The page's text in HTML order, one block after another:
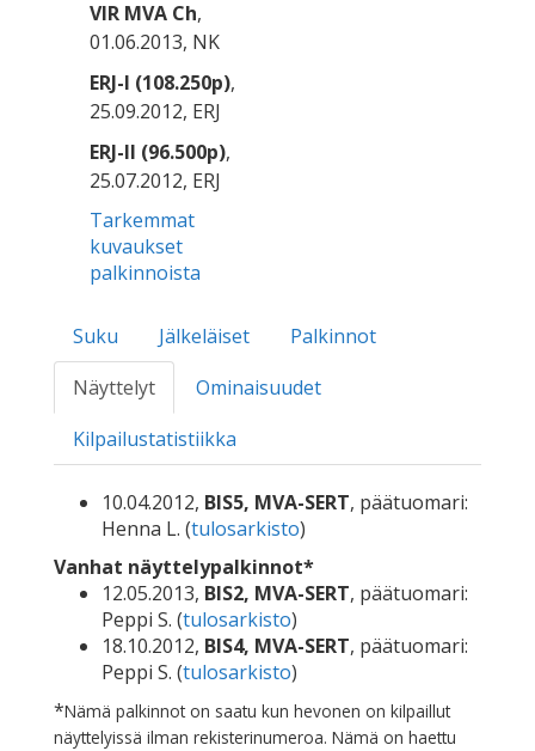
VIR MVA Ch,
01.06.2013, NK
ERJ-I (108.250p),
25.09.2012, ERJ
ERJ-II (96.500p),
25.07.2012, ERJ
Tarkemmat
kuvaukset
palkinnoista
Suku Jälkeläiset
Palkinnot
Näyttelyt
Ominaisuudet
Kilpailustatistiikka
10.04.2012, BIS5, MVA-SERT, päätuomari:
Henna L. (tulosarkisto)
Vanhat näyttelypalkinnot*
12.05.2013, BIS2, MVA-SERT, päätuomari:
Peppi S. (tulosarkisto)
18.10.2012, BIS4, MVA-SERT, päätuomari:
Peppi S. (tulosarkisto)
*Nämä palkinnot on saatu kun hevonen on kilpaillut
näyttelyissä ilman rekisterinumeroa. Nämä on haettu